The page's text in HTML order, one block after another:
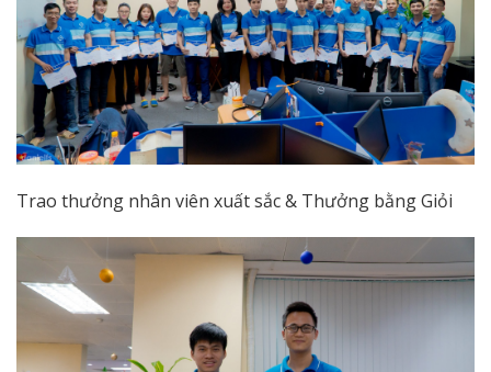
Trao thưởng nhân viên xuất sắc & Thưởng bằng Giỏi